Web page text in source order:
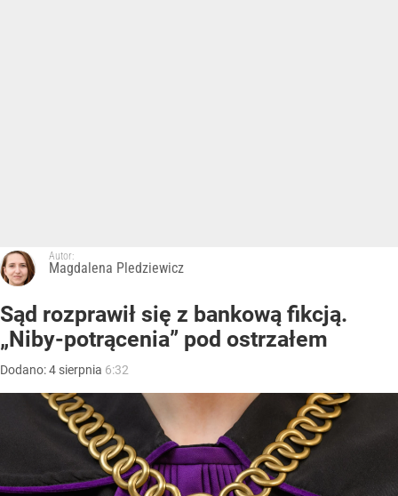
Autor:
Magdalena Pledziewicz
Sąd rozprawił się z bankową fikcją.
„Niby-potrącenia” pod ostrzałem
Dodano:4 sierpnia 6:32